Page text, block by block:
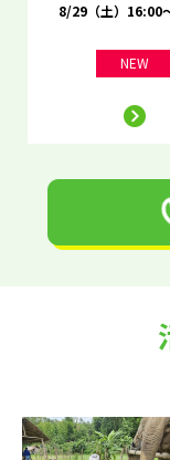
8/29（土）16:00
NEW